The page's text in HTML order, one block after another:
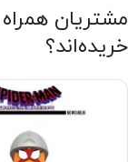
مشتریان
خریده‌اند؟